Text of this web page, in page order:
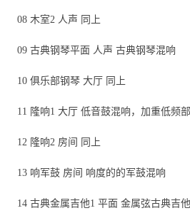
08 木室2 人声 同上
09 古典钢琴平面 人声 古典钢琴混响
10 俱乐部钢琴 大厅 同上
11 隆响1 大厅 低音鼓混响，加重低频
12 隆响2 房间 同上
13 响军鼓 房间 响度的的军鼓混响
14 古典金属吉他1 平面 金属弦古典吉